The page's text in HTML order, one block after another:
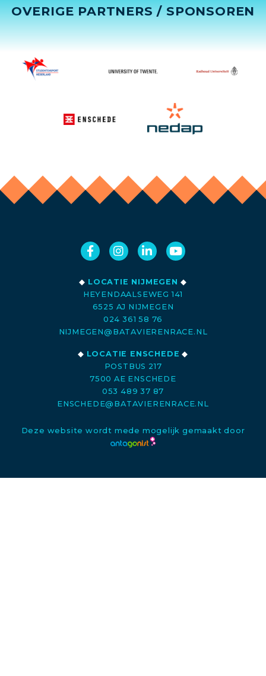
OVERIGE PARTNERS / SPONSOREN
◆ LOCATIE NIJMEGEN ◆
HEYENDAALSEWEG 141
6525 AJ NIJMEGEN
024 361 58 76
NIJMEGEN@BATAVIERENRACE.NL
◆ LOCATIE ENSCHEDE ◆
POSTBUS 217
7500 AE ENSCHEDE
053 489 37 87
ENSCHEDE@BATAVIERENRACE.NL
Deze website wordt mede mogelijk gemaakt door